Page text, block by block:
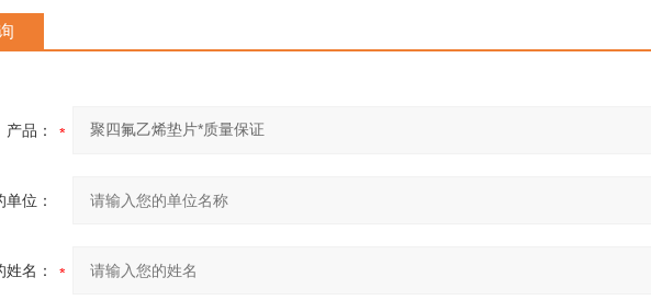
产品：
单位：
姓名：